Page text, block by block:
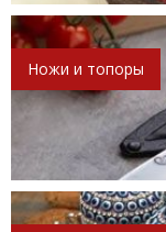
Ножи и топоры